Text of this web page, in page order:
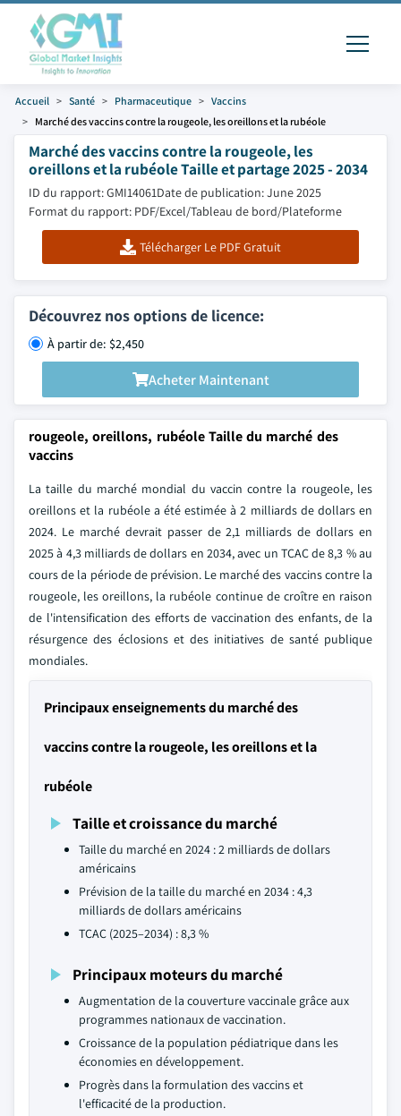
Accueil Santé Pharmaceutique
Vaccins
Marché des vaccins contre la rougeole, les oreillons et la rubéole
Marché des vaccins contre la rougeole, les
oreillons et la rubéole Taille et partage 2025 - 2034
ID du rapport: GMI14061Date de publication: June 2025
Format du rapport: PDF/Excel/Tableau de bord/Plateforme
Télécharger Le PDF Gratuit
Découvrez nos options de licence:
À partir de: $2,450
Acheter Maintenant
rougeole, oreillons, rubéole Taille du marché des
vaccins
La taille du marché mondial du vaccin contre la rougeole, les
oreillons et la rubéole a été estimée à 2 milliards de dollars en
2024. Le marché devrait passer de 2,1 milliards de dollars en
2025 à 4,3 milliards de dollars en 2034, avec un TCAC de 8,3 % au
cours de la période de prévision. Le marché des vaccins contre la
rougeole, les oreillons, la rubéole continue de croître en raison
de l'intensification des efforts de vaccination des enfants, de la
résurgence des éclosions et des initiatives de santé publique
mondiales.
Principaux enseignements du marché des
vaccins contre la rougeole, les oreillons et la
rubéole
Taille et croissance du marché
Taille du marché en 2024 : 2 milliards de dollars
américains
Prévision de la taille du marché en 2034 : 4,3
milliards de dollars américains
TCAC (2025–2034) : 8,3 %
Principaux moteurs du marché
Augmentation de la couverture vaccinale grâce aux
programmes nationaux de vaccination.
Croissance de la population pédiatrique dans les
économies en développement.
Progrès dans la formulation des vaccins et
l'efficacité de la production.